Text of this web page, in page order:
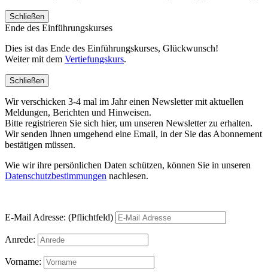
Schließen
Ende des Einführungskurses
Dies ist das Ende des Einführungskurses, Glückwunsch!
Weiter mit dem Vertiefungskurs.
Schließen
Wir verschicken 3-4 mal im Jahr einen Newsletter mit aktuellen
Meldungen, Berichten und Hinweisen.
Bitte registrieren Sie sich hier, um unseren Newsletter zu erhalten.
Wir senden Ihnen umgehend eine Email, in der Sie das Abonnement
bestätigen müssen.
Wie wir ihre persönlichen Daten schützen, können Sie in unseren
Datenschutzbestimmungen nachlesen.
E-Mail Adresse: (Pflichtfeld)
Anrede:
Vorname: